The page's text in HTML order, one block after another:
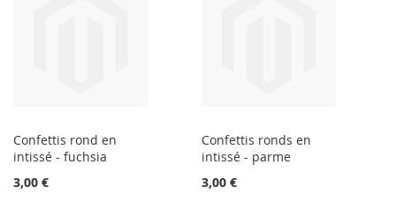
Confettis rond en
intissé - fuchsia
3,00 €
Confettis ronds en
intissé - parme
3,00 €